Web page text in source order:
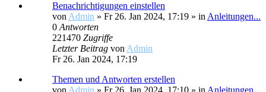
Benachrichtigungen einstellen
von Admin » Fr 26. Jan 2024, 17:19 » in Anleitungen...
0 Antworten
221470 Zugriffe
Letzter Beitrag von Admin
Fr 26. Jan 2024, 17:19
Themen und Antworten erstellen